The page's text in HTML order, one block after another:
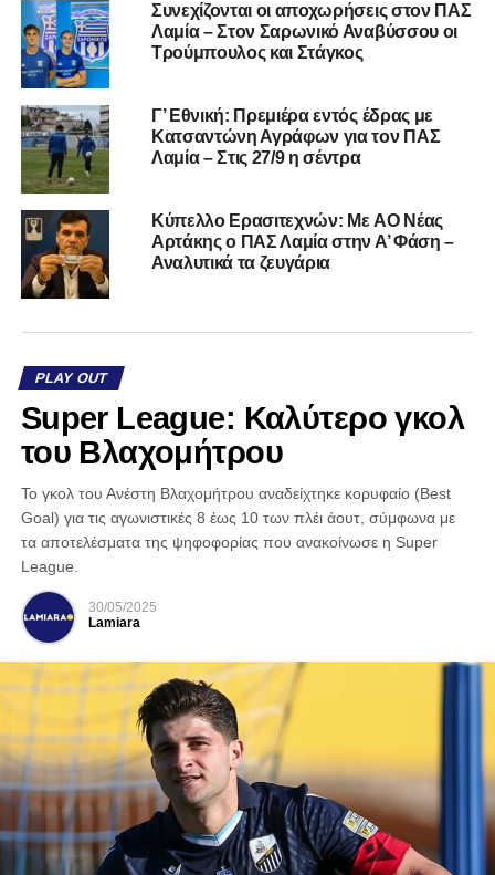
Συνεχίζονται οι αποχωρήσεις στον ΠΑΣ
Λαμία – Στον Σαρωνικό Αναβύσσου οι
Τρούμπουλος και Στάγκος
Γ’ Εθνική: Πρεμιέρα εντός έδρας με
Κατσαντώνη Αγράφων για τον ΠΑΣ
Λαμία – Στις 27/9 η σέντρα
Kύπελλο Ερασιτεχνών: Με AO Nέας
Αρτάκης ο ΠΑΣ Λαμία στην Α’ Φάση –
Αναλυτικά τα ζευγάρια
PLAY OUT
Super League: Καλύτερο γκολ
του Βλαχομήτρου
Το γκολ του Ανέστη Βλαχομήτρου αναδείχτηκε κορυφαίο (Best
Goal) για τις αγωνιστικές 8 έως 10 των πλέι άουτ, σύμφωνα με
τα αποτελέσματα της ψηφοφορίας που ανακοίνωσε η Super
League.
30/05/2025
Lamiara